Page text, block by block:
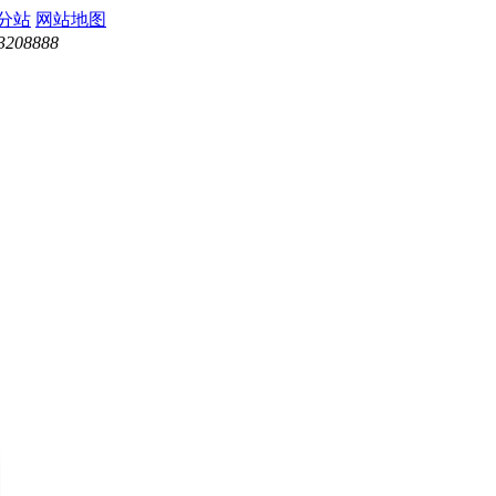
站 网站地图